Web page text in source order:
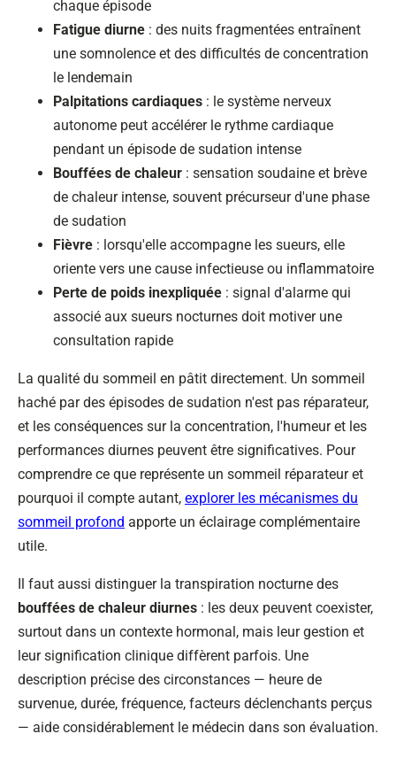
chaque épisode
Fatigue diurne : des nuits fragmentées entraînent
une somnolence et des difficultés de concentration
le lendemain
Palpitations cardiaques : le système nerveux
autonome peut accélérer le rythme cardiaque
pendant un épisode de sudation intense
Bouffées de chaleur : sensation soudaine et brève
de chaleur intense, souvent précurseur d'une phase
de sudation
Fièvre : lorsqu'elle accompagne les sueurs, elle
oriente vers une cause infectieuse ou inflammatoire
Perte de poids inexpliquée : signal d'alarme qui
associé aux sueurs nocturnes doit motiver une
consultation rapide
La qualité du sommeil en pâtit directement. Un sommeil
haché par des épisodes de sudation n'est pas réparateur,
et les conséquences sur la concentration, l'humeur et les
performances diurnes peuvent être significatives. Pour
comprendre ce que représente un sommeil réparateur et
pourquoi il compte autant, explorer les mécanismes du
sommeil profond apporte un éclairage complémentaire
utile.
Il faut aussi distinguer la transpiration nocturne des
bouffées de chaleur diurnes : les deux peuvent coexister,
surtout dans un contexte hormonal, mais leur gestion et
leur signification clinique diffèrent parfois. Une
description précise des circonstances — heure de
survenue, durée, fréquence, facteurs déclenchants perçus
— aide considérablement le médecin dans son évaluation.